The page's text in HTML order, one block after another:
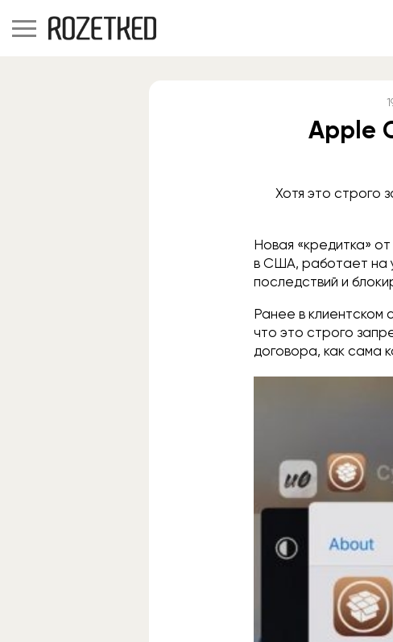
Apple
Хотя это строго
Новая «кредитка»
в США, работает на
последствий и
Ранее в клиентском
что это строго
договора, как сама